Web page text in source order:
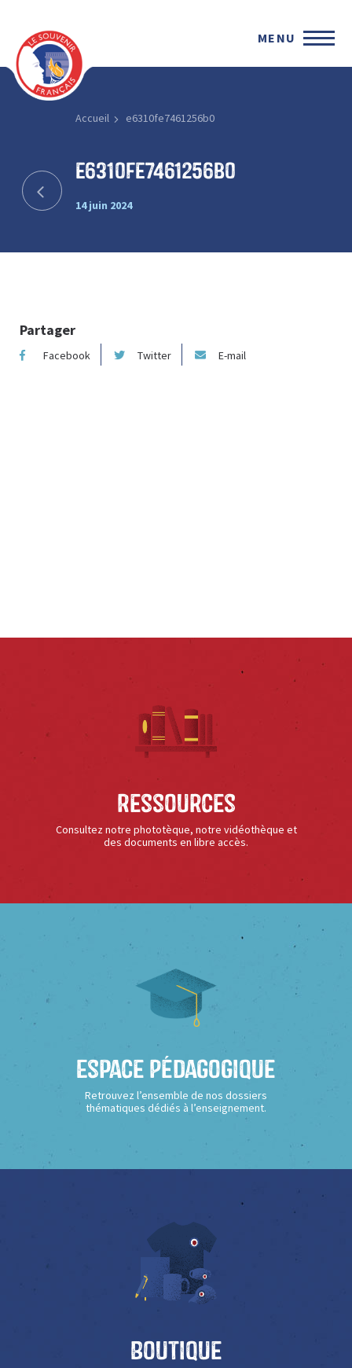
MENU
Accueil e6310fe7461256b0
e6310fe7461256b0
14 juin 2024
Partager
Facebook Twitter E-mail
Ressources
Consultez notre phototèque, notre vidéothèque et
des documents en libre accès.
Espace Pédagogique
Retrouvez l’ensemble de nos dossiers
thématiques dédiés à l’enseignement.
Boutique